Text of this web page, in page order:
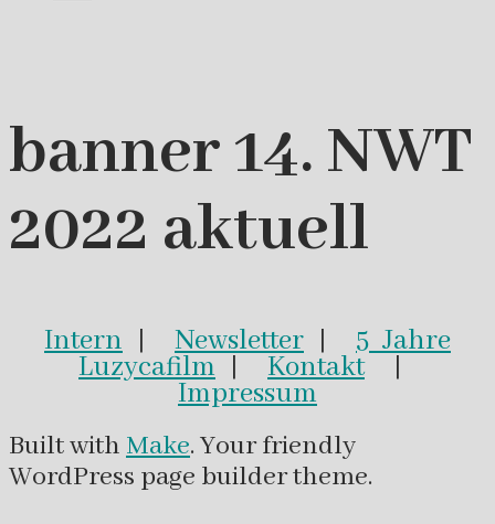
banner 14. NWT
2022 aktuell
Intern | Newsletter | 5 Jahre
Luzycafilm | Kontakt|
Impressum
Built with Make. Your friendly
WordPress page builder theme.